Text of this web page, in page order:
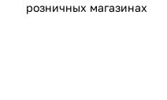
розничных магазинах